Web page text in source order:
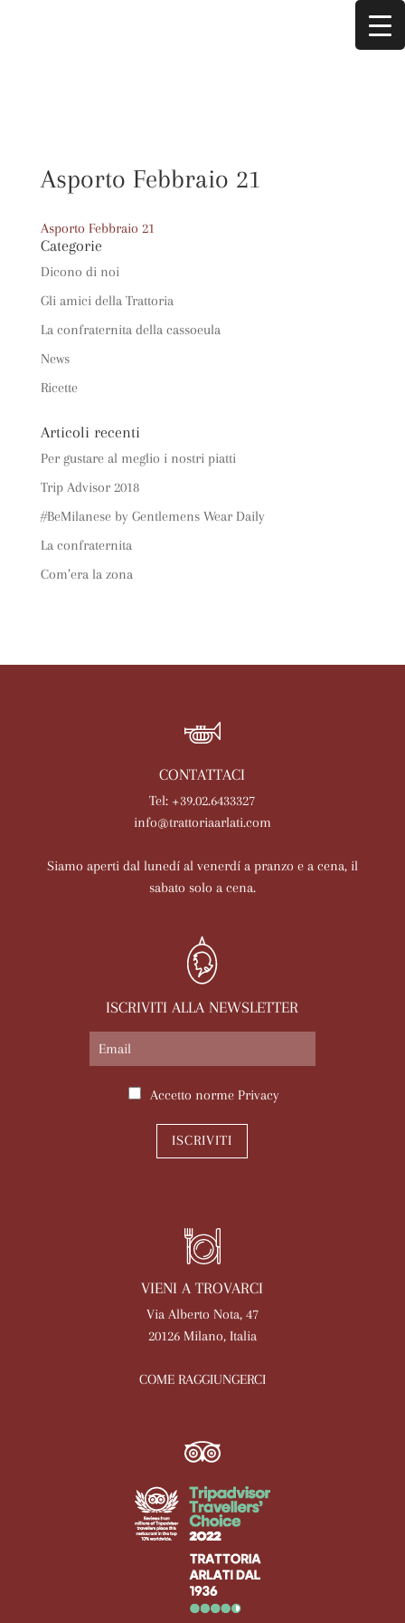
Asporto Febbraio 21
Asporto Febbraio 21
Categorie
Dicono di noi
Gli amici della Trattoria
La confraternita della cassoeula
News
Ricette
Articoli recenti
Per gustare al meglio i nostri piatti
Trip Advisor 2018
#BeMilanese by Gentlemens Wear Daily
La confraternita
Com’era la zona
CONTATTACI
Tel: +39.02.6433327
info@trattoriaarlati.com
Siamo aperti dal lunedí al venerdí a pranzo e a cena, il
sabato solo a cena.
ISCRIVITI ALLA NEWSLETTER
Accetto norme Privacy
ISCRIVITI
VIENI A TROVARCI
Via Alberto Nota, 47
20126 Milano, Italia
COME RAGGIUNGERCI